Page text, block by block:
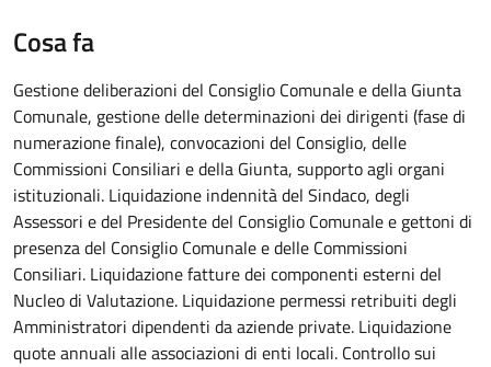
Cosa fa
Gestione deliberazioni del Consiglio Comunale e della Giunta
Comunale, gestione delle determinazioni dei dirigenti (fase di
numerazione finale), convocazioni del Consiglio, delle
Commissioni Consiliari e della Giunta, supporto agli organi
istituzionali. Liquidazione indennità del Sindaco, degli
Assessori e del Presidente del Consiglio Comunale e gettoni di
presenza del Consiglio Comunale e delle Commissioni
Consiliari. Liquidazione fatture dei componenti esterni del
Nucleo di Valutazione. Liquidazione permessi retribuiti degli
Amministratori dipendenti da aziende private. Liquidazione
quote annuali alle associazioni di enti locali. Controllo sui